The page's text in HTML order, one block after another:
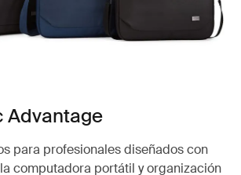
Advantage
para profesionales diseñados con
computadora portátil y organización